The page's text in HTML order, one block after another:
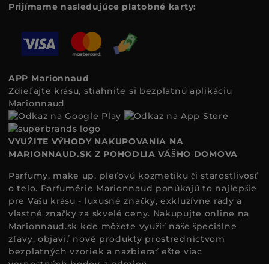
Prijímame nasledujúce platobné karty:
APP Marionnaud
Zdieľajte krásu, stiahnite si bezplatnú aplikáciu
Marionnaud
VYUŽITE VÝHODY NAKUPOVANIA NA
MARIONNAUD.SK Z POHODLIA VÁŠHO DOMOVA
Parfumy, make up, pleťovú kozmetiku či starostlivosť
o telo. Parfumérie Marionnaud ponúkajú to najlepšie
pre Vašu krásu - luxusné značky, exkluzívne rady a
vlastné značky za skvelé ceny. Nakupujte online na
Marionnaud.sk kde môžete využiť naše špeciálne
zľavy, objaviť nové produkty prostredníctvom
bezplatných vzoriek a nazbierať ešte viac